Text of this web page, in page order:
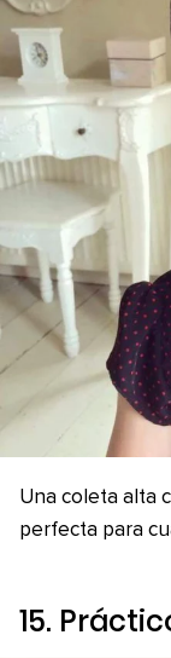
Una coleta alta
perfecta para
15.